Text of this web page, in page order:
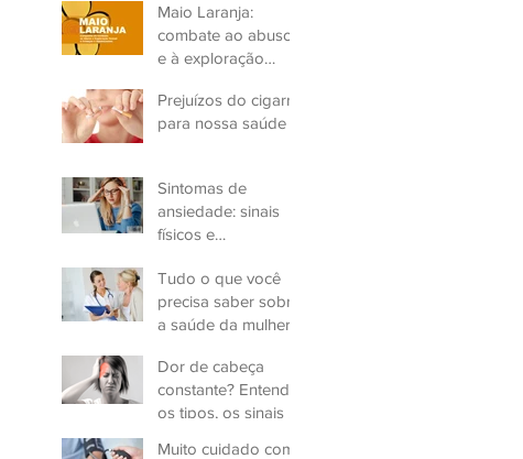
Infecção e Busque
Ajuda Médica.
Maio Laranja:
combate ao abuso
e à exploração
Prejuízos do cigarro
para nossa saúde
Sintomas de
ansiedade: sinais
físicos e
Tudo o que você
precisa saber sobre
a saúde da mulher
Dor de cabeça
constante? Entenda
os tipos, os sinais e
Muito cuidado com